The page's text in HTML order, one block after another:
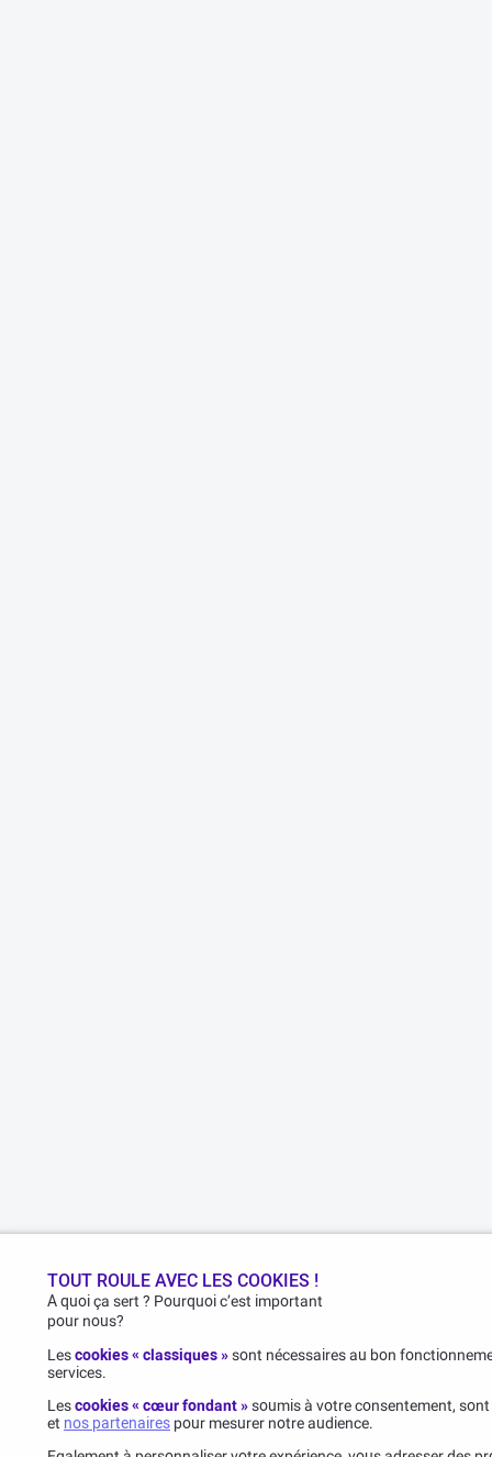
TOUT ROULE AVEC LES COOKIES !
A quoi ça sert ? Pourquoi c’est important
pour nous?
Lescookies « classiques »sont nécessaires au bon
services.
Lescookies « cœur fondant »soumis à votre consentement,
et nos partenaires pour mesurer notre audience.